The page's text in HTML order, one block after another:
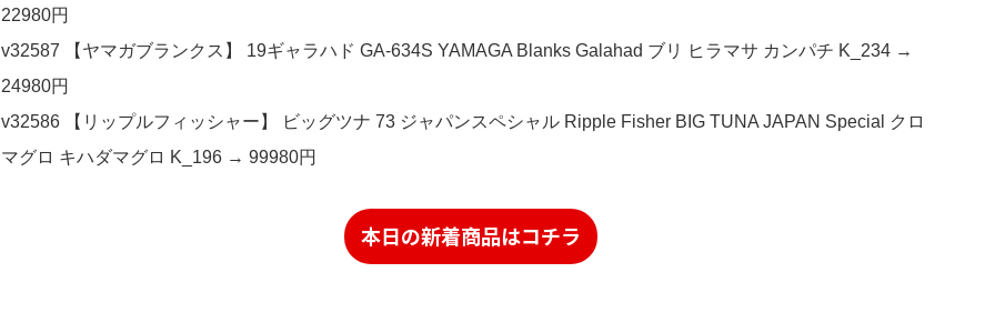
22980円
v32587 【ヤマガブランクス】 19ギャラハド GA-634S YAMAGA Blanks Galahad ブリ ヒラマサ カンパチ K_234 →
24980円
v32586 【リップルフィッシャー】 ビッグツナ 73 ジャパンスペシャル Ripple Fisher BIG TUNA JAPAN Special クロ
マグロ キハダマグロ K_196 → 99980円
本日の新着商品はコチラ